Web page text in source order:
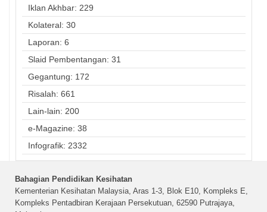
Iklan Akhbar: 229
Kolateral: 30
Laporan: 6
Slaid Pembentangan: 31
Gegantung: 172
Risalah: 661
Lain-lain: 200
e-Magazine: 38
Infografik: 2332
Bahagian Pendidikan Kesihatan
Kementerian Kesihatan Malaysia, Aras 1-3, Blok E10, Kompleks E,
Kompleks Pentadbiran Kerajaan Persekutuan, 62590 Putrajaya,